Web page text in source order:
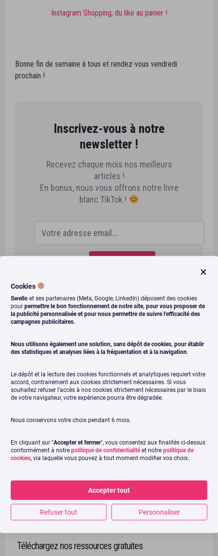
Instagram Shopping, du like au panier !
Bonne fin de semaine à tous et rendez-vous vendredi
prochain !
Inscrivez-vous à notre
newsletter !
Recevez chaque mois nos meilleurs
articles !
En bonus, nous vous offrons notre livre
blanc TikTok !
#Fridaynews
ARTICLE DE
Newsletter
Recevez chaque mois nos meilleurs articles ! En bonus, nous
vous offrons notre livre blanc TikTok !
Téléchargez nos ressources gratuites
Cookies
Swello et ses partenaires (Meta, Google, LinkedIn) déposent des cookies
pour permettre le bon fonctionnement de notre site, pour vous proposer de
la publicité personnalisée et pour nous permettre de suivre l’efficacité des
campagnes publicitaires.
Nous utilisons également une solution, sans dépôt de cookies, pour établir
des statistiques et analyses liées à la fréquentation et à la navigation.
Le dépôt et la lecture des cookies fonctionnels et analytiques requiert votre
accord, contrairement aux cookies strictement nécessaires. Si vous
souhaitez refuser l’accès à nos cookies strictement nécessaires par le biais
de votre navigateur, votre expérience pourra être dégradée.
Nous conservons votre choix pendant 6 mois.
En cliquant sur "Accepter et fermer", vous consentez aux finalités ci-dessus
conformément à notre politique de confidentialitéet notre politique de
cookies, via laquelle vous pouvez à tout moment modifier vos choix.
Accepter tout
Refuser tout Personnaliser